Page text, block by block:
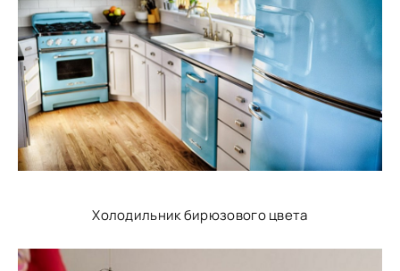
Холодильник бирюзового цвета